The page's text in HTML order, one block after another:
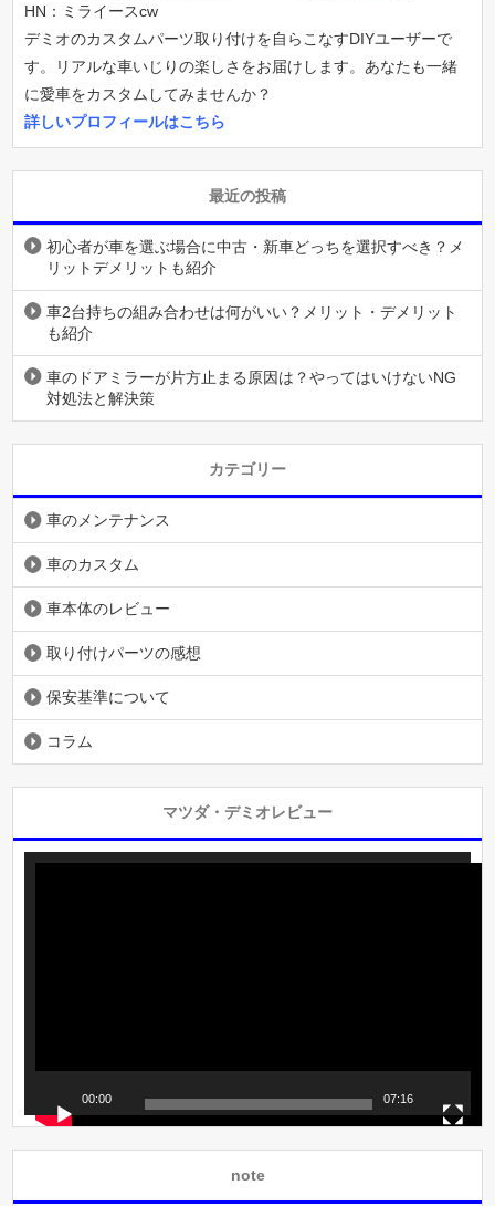
HN：ミライースcw
デミオのカスタムパーツ取り付けを自らこなすDIYユーザーで
す。リアルな車いじりの楽しさをお届けします。あなたも一緒
に愛車をカスタムしてみませんか？
詳しいプロフィールはこちら
最近の投稿
初心者が車を選ぶ場合に中古・新車どっちを選択すべき？メ
リットデメリットも紹介
車2台持ちの組み合わせは何がいい？メリット・デメリット
も紹介
車のドアミラーが片方止まる原因は？やってはいけないNG
対処法と解決策
カテゴリー
車のメンテナンス
車のカスタム
車本体のレビュー
取り付けパーツの感想
保安基準について
コラム
マツダ・デミオレビュー
動
00:00 07:16
note